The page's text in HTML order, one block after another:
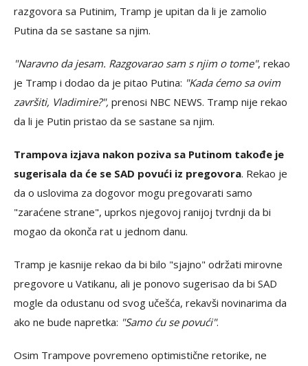
razgovora sa Putinim, Tramp je upitan da li je zamolio
Putina da se sastane sa njim.
"Naravno da jesam. Razgovarao sam s njim o tome", rekao
je Tramp i dodao da je pitao Putina: "Kada ćemo sa ovim
završiti, Vladimire?", prenosi NBC NEWS. Tramp nije rekao
da li je Putin pristao da se sastane sa njim.
Trampova izjava nakon poziva sa Putinom takođe je
sugerisala da će se SAD povući iz pregovora. Rekao je
da o uslovima za dogovor mogu pregovarati samo
"zaraćene strane", uprkos njegovoj ranijoj tvrdnji da bi
mogao da okonča rat u jednom danu.
Tramp je kasnije rekao da bi bilo "sjajno" održati mirovne
pregovore u Vatikanu, ali je ponovo sugerisao da bi SAD
mogle da odustanu od svog učešća, rekavši novinarima da
ako ne bude napretka: "Samo ću se povući".
Osim Trampove povremeno optimistične retorike, ne